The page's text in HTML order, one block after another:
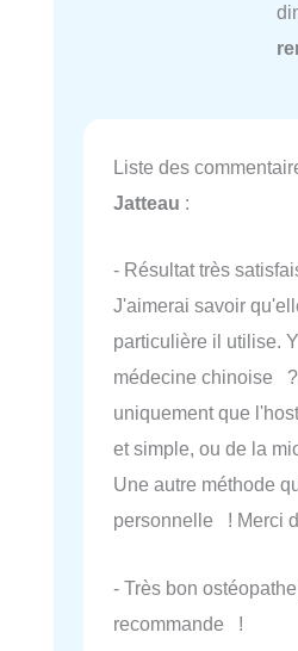
Liste des
Jatteau :
- Résultat très
J'aimerai savoir
particulière il utilise.
médecine chinoise ?
uniquement que
et simple, ou de la
Une autre méthode
personnelle ! Merci
- Très bon
recommande !